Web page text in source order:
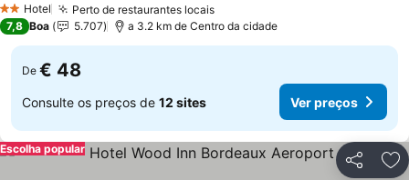
2 Estrelas
Hotel Perto de restaurantes locais
7,8 Boa 5.707 a 3.2 km de Centro da cidade
De € 48
Consulte os preços de 12 sites Ver preços
Partilhar
Escolha popular